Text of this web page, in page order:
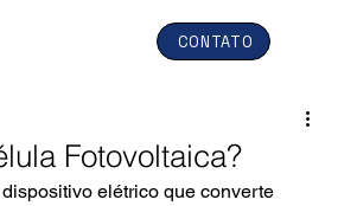
CONTATO
Fotovoltaica?
elétrico que converte